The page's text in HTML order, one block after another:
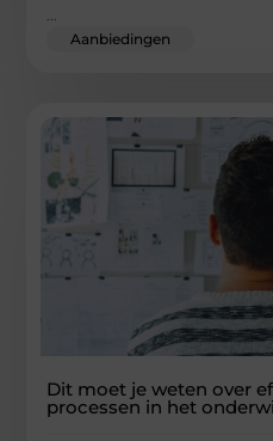
...
Aanbiedingen
Dit moet je weten over
processen in het